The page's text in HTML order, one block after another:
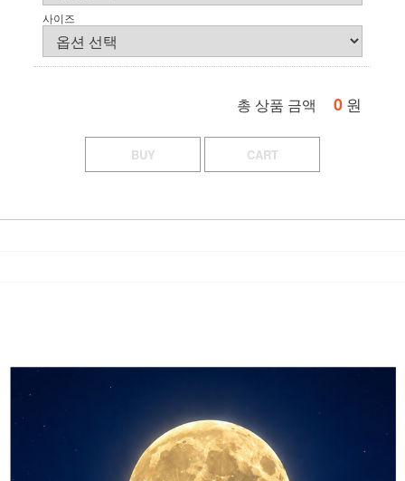
사이즈
총 상품 금액 0 원
BUY CART